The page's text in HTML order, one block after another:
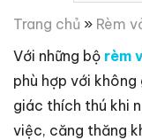
Trang chủ » Rèm
Với những bộ rèm
phù hợp với
giác thích thú khi
việc, căng thăng